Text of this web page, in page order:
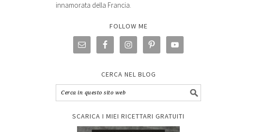
innamorata della Francia.
FOLLOW ME
CERCA NEL BLOG
SCARICA I MIEI RICETTARI GRATUITI